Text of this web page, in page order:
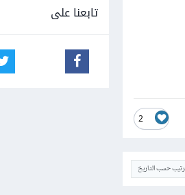
2
حسب التاريخ
تابعنا على